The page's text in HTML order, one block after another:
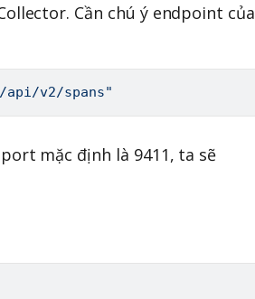
Cần chú ý endpoint của
v2/spans"
mặc định là 9411, ta sẽ